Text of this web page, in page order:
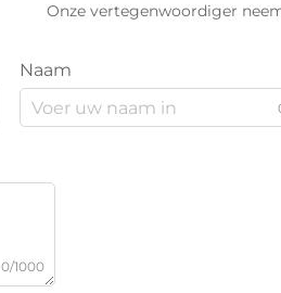
Onze vertegenwoordiger
Naam
0/1000